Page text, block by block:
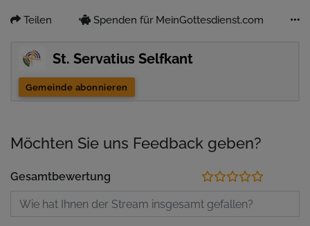
Teilen Spenden für MeinGottesdienst.com
St. Servatius Selfkant
Gemeinde abonnieren
Möchten Sie uns Feedback geben?
Gesamtbewertung